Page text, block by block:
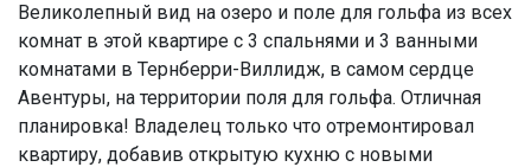
Великолепный вид на озеро и поле для гольфа из всех
комнат в этой квартире с 3 спальнями и 3 ванными
комнатами в Тернберри-Виллидж, в самом сердце
Авентуры, на территории поля для гольфа. Отличная
планировка! Владелец только что отремонтировал
квартиру, добавив открытую кухню с новыми